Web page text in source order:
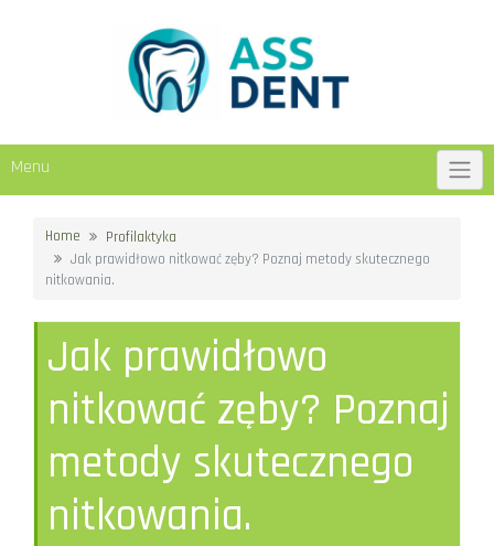
Menu
Home
Profilaktyka
Jak prawidłowo nitkować zęby? Poznaj metody skutecznego
nitkowania.
Jak prawidłowo
nitkować zęby? Poznaj
metody skutecznego
nitkowania.